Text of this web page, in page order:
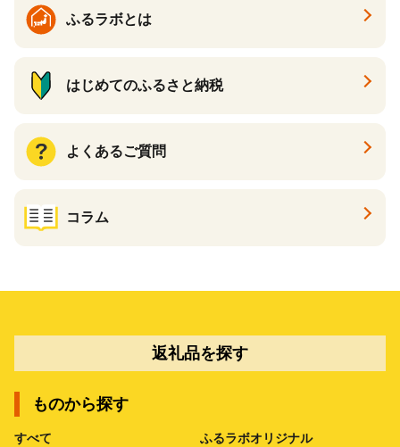
ふるラボとは
はじめてのふるさと納税
よくあるご質問
コラム
返礼品を探す
ものから探す
すべて ふるラボオリジナル